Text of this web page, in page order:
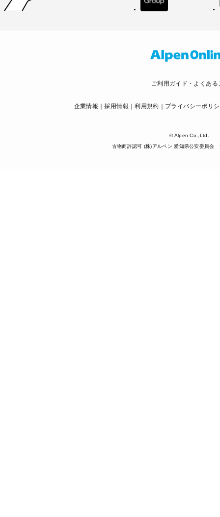
ご利用ガイド・よくある
企業情報 採用情報 利用規約 プライバシーポリ
© Alpen Co.,Ltd.
古物商許認可 (株)アルペン 愛知県公安委員